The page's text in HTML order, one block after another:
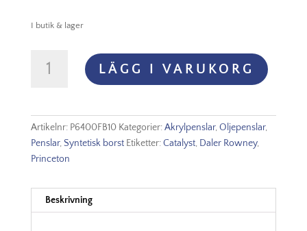
I butik & lager
Catalyst
LÄGG I VARUKORG
Artikelnr: P6400FB10 Kategorier:Akrylpenslar,Oljepenslar,
Penslar, Syntetisk borst Etiketter:Catalyst, Daler Rowney,
Princeton
Beskrivning